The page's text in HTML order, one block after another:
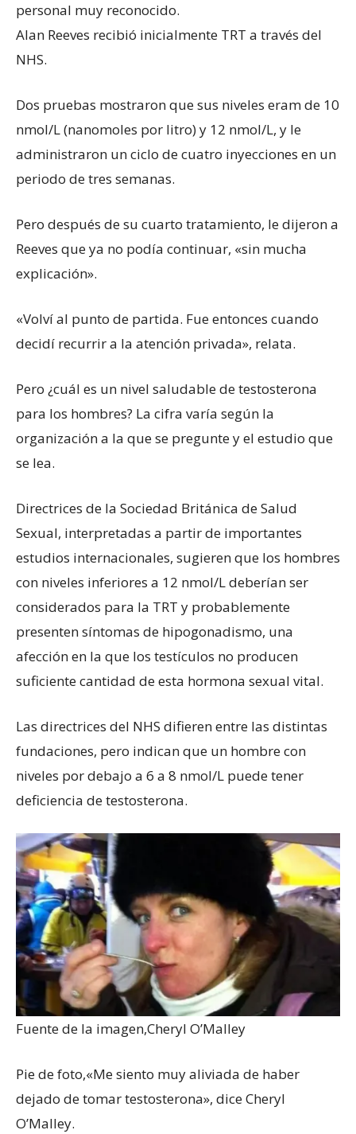
personal muy reconocido.
Alan Reeves recibió inicialmente TRT a través del
NHS.
Dos pruebas mostraron que sus niveles eram de 10
nmol/L (nanomoles por litro) y 12 nmol/L, y le
administraron un ciclo de cuatro inyecciones en un
periodo de tres semanas.
Pero después de su cuarto tratamiento, le dijeron a
Reeves que ya no podía continuar, «sin mucha
explicación».
«Volví al punto de partida. Fue entonces cuando
decidí recurrir a la atención privada», relata.
Pero ¿cuál es un nivel saludable de testosterona
para los hombres? La cifra varía según la
organización a la que se pregunte y el estudio que
se lea.
Directrices de la Sociedad Británica de Salud
Sexual, interpretadas a partir de importantes
estudios internacionales, sugieren que los hombres
con niveles inferiores a 12 nmol/L deberían ser
considerados para la TRT y probablemente
presenten síntomas de hipogonadismo, una
afección en la que los testículos no producen
suficiente cantidad de esta hormona sexual vital.
Las directrices del NHS difieren entre las distintas
fundaciones, pero indican que un hombre con
niveles por debajo a 6 a 8 nmol/L puede tener
deficiencia de testosterona.
Fuente de la imagen,Cheryl O’Malley
Pie de foto,«Me siento muy aliviada de haber
dejado de tomar testosterona», dice Cheryl
O’Malley.